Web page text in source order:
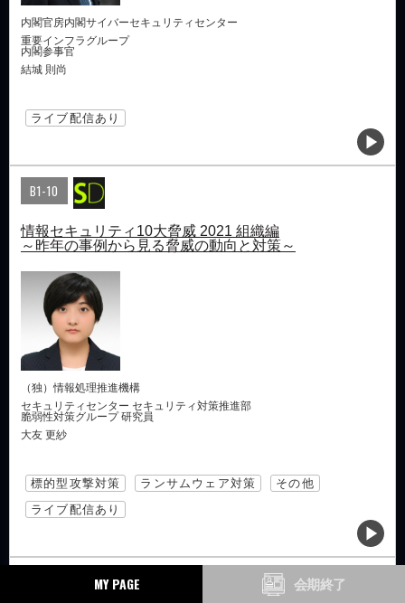
MY PAGE 会期終了
内閣官房内閣サイバーセキュリティセンター
重要インフラグループ
内閣参事官
結城 則尚
ライブ配信あり
B1-10
情報セキュリティ10大脅威 2021 組織編
～昨年の事例から見る脅威の動向と対策～
（独）情報処理推進機構
セキュリティセンター セキュリティ対策推進部
脆弱性対策グループ 研究員
大友 更紗
標的型攻撃対策 ランサムウェア対策
その他
ライブ配信あり